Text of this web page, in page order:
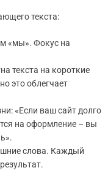
текста:
«мы». Фокус на
текста на короткие
это облегчает
«Если ваш сайт долго
на оформление – вы
слова. Каждый